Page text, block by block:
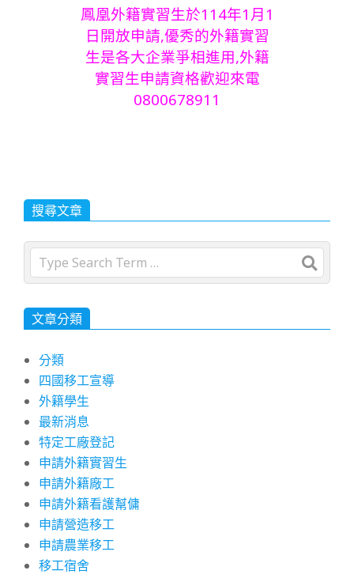
鳳凰外籍實習生於114年1月1
日開放申請,優秀的外籍實習
生是各大企業爭相進用,外籍
實習生申請資格歡迎來電
0800678911
搜尋文章
Search
文章分類
分類
四國移工宣導
外籍學生
最新消息
特定工廠登記
申請外籍實習生
申請外籍廠工
申請外籍看護幫傭
申請營造移工
申請農業移工
移工宿舍